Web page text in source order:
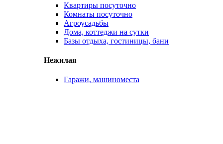
Квартиры посуточно
Комнаты посуточно
Агроусадьбы
Дома, коттеджи на сутки
Базы отдыха, гостиницы, бани
Нежилая
Гаражи, машиноместа